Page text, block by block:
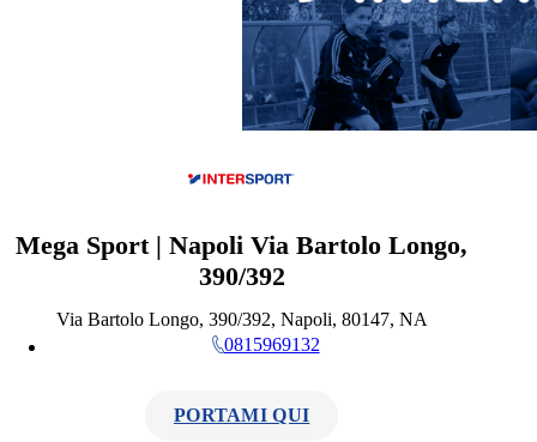
Mega Sport | Napoli Via Bartolo Longo,
390/392
Via Bartolo Longo, 390/392, Napoli, 80147, NA
0815969132
PORTAMI QUI